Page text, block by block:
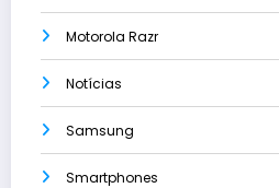
Motorola Razr
Notícias
Samsung
Smartphones